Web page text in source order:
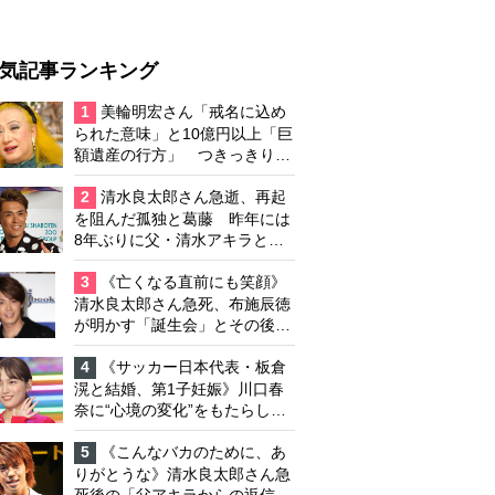
記事ランキング
1
美輪明宏さん「戒名に込め
られた意味」と10億円以上「巨
額遺産の行方」 つきっきりで
私生活をサポートしていた元俳
優が相続か
2
清水良太郎さん急逝、再起
を阻んだ孤独と葛藤 昨年には
8年ぶりに父・清水アキラと共
演、本格的な活動再開に向かっ
ていたが…周囲が懸念していた
「不安定なところ」
3
《亡くなる直前にも笑顔》
清水良太郎さん急死、布施辰徳
が明かす「誕生会」とその後の
メッセージ
4
《サッカー日本代表・板倉
滉と結婚、第1子妊娠》川口春
奈に“心境の変化”をもたらした
主演映画『ママせか』 身を削
って「がんに蝕まれる母」を演
じた壮絶な撮影現場
5
《こんなバカのために、あ
りがとうな》清水良太郎さん急